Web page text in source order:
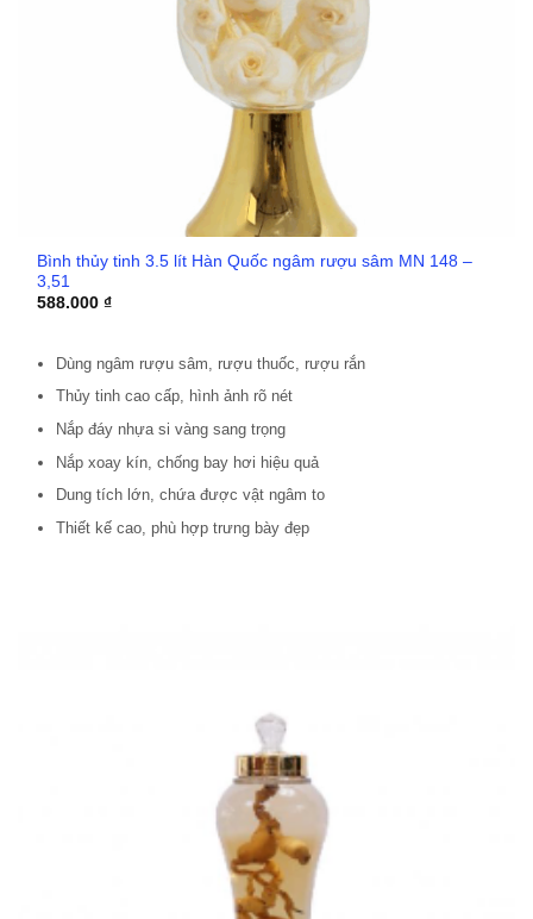
Bình thủy tinh 3.5 lít Hàn Quốc ngâm rượu sâm MN 148 –
3,51
588.000₫
Dùng ngâm rượu sâm, rượu thuốc, rượu rắn
Thủy tinh cao cấp, hình ảnh rõ nét
Nắp đáy nhựa si vàng sang trọng
Nắp xoay kín, chống bay hơi hiệu quả
Dung tích lớn, chứa được vật ngâm to
Thiết kế cao, phù hợp trưng bày đẹp